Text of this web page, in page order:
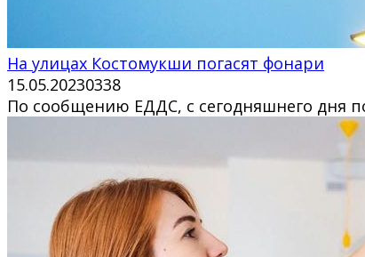
На улицах Костомукши погасят фонари
15.05.20230338
По сообщению ЕДДС, с сегодняшнего дня